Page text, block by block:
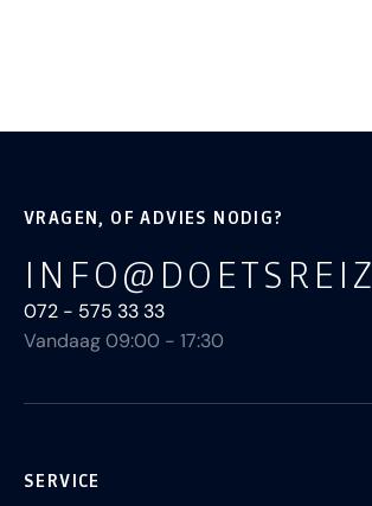
VRAGEN, OF ADVIES NODIG?
072 - 575 33 33
Vandaag 09:00 - 17:30
SERVICE